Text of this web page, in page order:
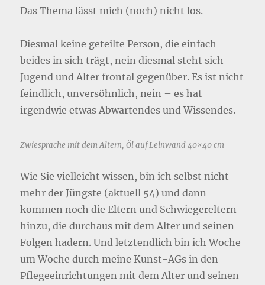
Das Thema lässt mich (noch) nicht los.
Diesmal keine geteilte Person, die einfach
beides in sich trägt, nein diesmal steht sich
Jugend und Alter frontal gegenüber. Es ist nicht
feindlich, unversöhnlich, nein – es hat
irgendwie etwas Abwartendes und Wissendes.
Zwiesprache mit dem Altern, Öl auf Leinwand 40×40 cm
Wie Sie vielleicht wissen, bin ich selbst nicht
mehr der Jüngste (aktuell 54) und dann
kommen noch die Eltern und Schwiegereltern
hinzu, die durchaus mit dem Alter und seinen
Folgen hadern. Und letztendlich bin ich Woche
um Woche durch meine Kunst-AGs in den
Pflegeeinrichtungen mit dem Alter und seinen